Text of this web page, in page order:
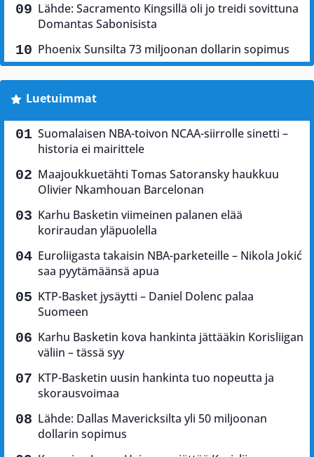
Lähde: Sacramento Kingsillä oli jo treidi sovittuna
Domantas Sabonisista
Phoenix Sunsilta 73 miljoonan dollarin sopimus
Luetuimmat
Suomalaisen NBA-toivon NCAA-siirrolle sinetti –
historia ei mairittele
Maajoukkuetähti Tomas Satoransky haukkuu
Olivier Nkamhouan Barcelonan
Karhu Basketin viimeinen palanen elää
koriraudan yläpuolella
Euroliigasta takaisin NBA-parketeille – Nikola Jokić
saa pyytämäänsä apua
KTP-Basket jysäytti – Daniel Dolenc palaa
Suomeen
Karhu Basketin kova hankinta jättääkin Korisliigan
väliin – tässä syy
KTP-Basketin uusin hankinta tuo nopeutta ja
skorausvoimaa
Lähde: Dallas Mavericksilta yli 50 miljoonan
dollarin sopimus